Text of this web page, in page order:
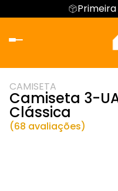
CAMISETA
Camiseta 3-
Clássica
(68 avaliações)